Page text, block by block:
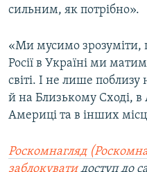
сильним, як потрібно».
«Ми мусимо зрозуміти,
Росії в Україні ми
світі. І не лише поблизу
й на Близькому Сході,
Америці та в інших
Роскомнагляд
заблокуватидоступ до